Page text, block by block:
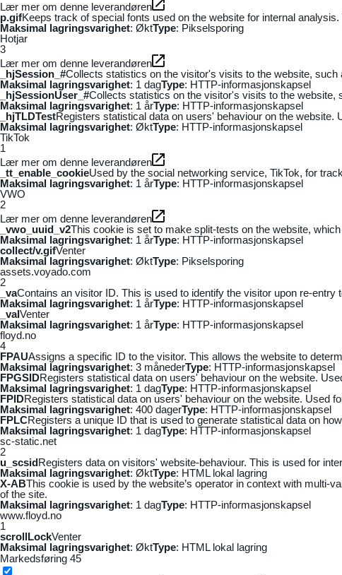
Lær mer om denne leverandøren
p.gifKeeps track of special fonts used on the website for internal
Maksimal lagringsvarighet: ØktType: Pikselsporing
Hotjar
3
Lær mer om denne leverandøren
_hjSession_#Collects statistics on the visitor's visits to the website,
Maksimal lagringsvarighet: 1 dagType: HTTP-informasjonskapsel
_hjSessionUser_#Collects statistics on the visitor's visits to the website,
Maksimal lagringsvarighet: 1 årType: HTTP-informasjonskapsel
_hjTLDTestRegisters statistical data on users' behaviour on the website.
Maksimal lagringsvarighet: ØktType: HTTP-informasjonskapsel
TikTok
1
Lær mer om denne leverandøren
_tt_enable_cookieUsed by the social networking service, TikTok, for
Maksimal lagringsvarighet: 1 årType: HTTP-informasjonskapsel
VWO
2
Lær mer om denne leverandøren
_vwo_uuid_v2This cookie is set to make split-tests on the website,
Maksimal lagringsvarighet: 1 årType: HTTP-informasjonskapsel
collect/v.gifVenter
Maksimal lagringsvarighet: ØktType: Pikselsporing
assets.voyado.com
2
_vaContains an visitor ID. This is used to identify the visitor upon re-entry
Maksimal lagringsvarighet: 1 årType: HTTP-informasjonskapsel
_vaIVenter
Maksimal lagringsvarighet: 1 årType: HTTP-informasjonskapsel
floyd.no
4
FPAUAssigns a specific ID to the visitor. This allows the website to
Maksimal lagringsvarighet: 3 månederType: HTTP-informasjonskapsel
FPGSIDRegisters statistical data on users' behaviour on the website.
Maksimal lagringsvarighet: 1 dagType: HTTP-informasjonskapsel
FPIDRegisters statistical data on users' behaviour on the website. Used
Maksimal lagringsvarighet: 400 dagerType: HTTP-informasjonskapsel
FPLCRegisters a unique ID that is used to generate statistical data on
Maksimal lagringsvarighet: 1 dagType: HTTP-informasjonskapsel
sc-static.net
2
u_scsidRegisters data on visitors' website-behaviour. This is used for
Maksimal lagringsvarighet: ØktType: HTML lokal lagring
X-ABThis cookie is used by the website’s operator in context with multi-
of the site.
Maksimal lagringsvarighet: 1 dagType: HTTP-informasjonskapsel
www.floyd.no
1
scrollLockVenter
Maksimal lagringsvarighet: ØktType: HTML lokal lagring
Markedsføring 45